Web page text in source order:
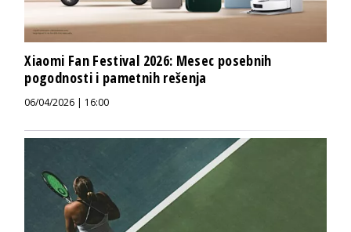
Xiaomi Fan Festival 2026: Mesec posebnih
pogodnosti i pametnih rešenja
06/04/2026 | 16:00